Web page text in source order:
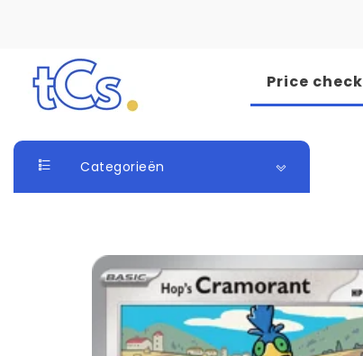
Skip to content
Price check
Categorieën